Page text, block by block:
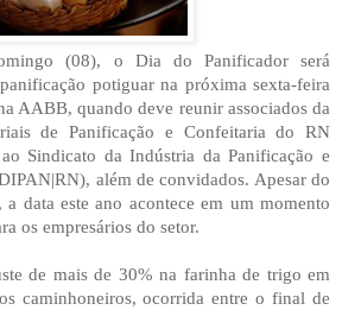
(08), o Dia do Panificador será
potiguar na próxima sexta-feira
AABB, quando deve reunir associados da
de Panificação e Confeitaria do RN
Sindicato da Indústria da Panificação e
além de convidados. Apesar do
data este ano acontece em um momento
os empresários do setor.
de mais de 30% na farinha de trigo em
caminhoneiros, ocorrida entre o final de